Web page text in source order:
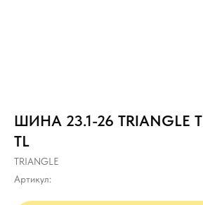
ШИНА 23.1-26 TRIANGLE
TL
TRIANGLE
Артикул: